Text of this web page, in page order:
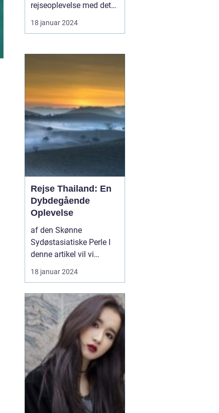
rejseoplevelse med dets
betagende landskaber,
fascinerende kultur og
du rejser til de
pulserende byer,
bjergområder eller
slapper af på de idylliske
strande, vil du ...
18 januar 2024
Rejse Thailand: En
Dybdegående
Oplevelse
af den Skønne
Sydøstasiatiske Perle I
denne artikel vil vi
udforske alt, hvad du
behøver at vide om at
om du er en garvet
rejsende eller en
eventyrlysten sjæl, vil
denne dybdegående
guide give dig en
omfattende oversigt ov...
18 januar 2024